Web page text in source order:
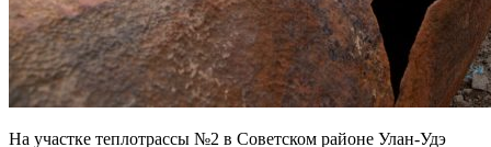
На участке теплотрассы №2 в Советском районе Улан-Удэ